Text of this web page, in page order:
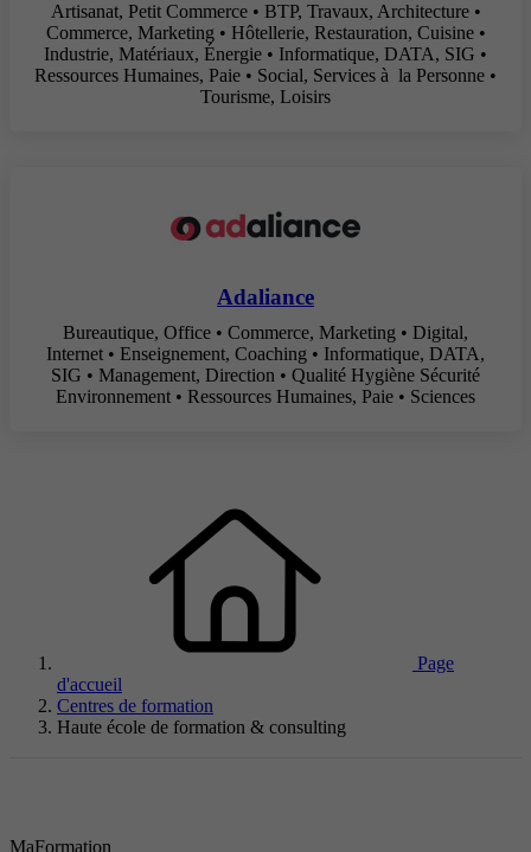
Artisanat, Petit Commerce • BTP, Travaux, Architecture •
Commerce, Marketing • Hôtellerie, Restauration, Cuisine •
Industrie, Matériaux, Énergie • Informatique, DATA, SIG •
Ressources Humaines, Paie • Social, Services à la Personne •
Tourisme, Loisirs
Adaliance
Bureautique, Office • Commerce, Marketing • Digital,
Internet • Enseignement, Coaching • Informatique, DATA,
SIG • Management, Direction • Qualité Hygiène Sécurité
Environnement • Ressources Humaines, Paie • Sciences
Page
d'accueil
Centres de formation
Haute école de formation & consulting
MaFormation